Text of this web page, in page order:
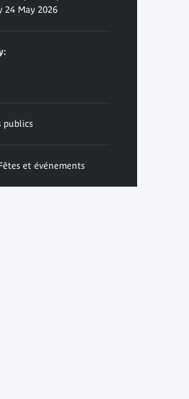
24 May 2026
publics
et événements